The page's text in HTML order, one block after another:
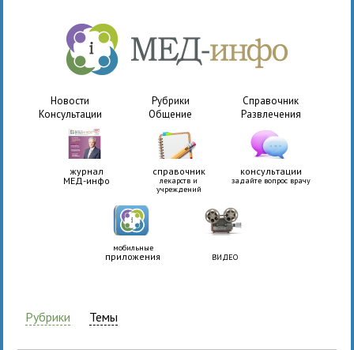
Новости Рубрики
Справочник
Консультации
Общение Развлечения
журнал
МЕД-инфо
справочник
лекарств и
учреждений
консультации
задайте вопрос врачу
мобильные
приложения ВИДЕО
Рубрики Темы